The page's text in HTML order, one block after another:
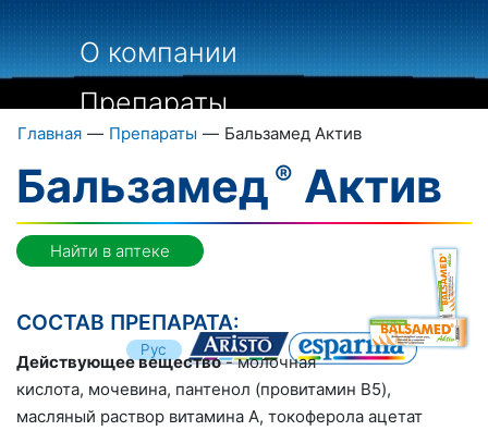
О компании
Препараты
Пациентам
Специалистам
Библиография
Укр
Рус
Eng
Главная — Препараты — Бальзамед Aктив
Бальзамед Aктив
Найти в аптеке
СОСТАВ ПРЕПАРАТА:
Действующее вещество- молочная
кислота, мочевина, пантенол (провитамин B5),
масляный раствор витамина A, токоферола ацетат